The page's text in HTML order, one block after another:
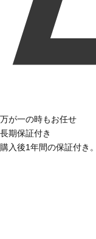
万が一の時もお任せ
長期保証付き
購入後1年間の保証付き